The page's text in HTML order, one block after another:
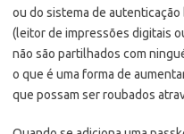
ou do sistema de
(leitor de impressões digitais
não são partilhados com
o que é uma forma de
que possam ser roubados